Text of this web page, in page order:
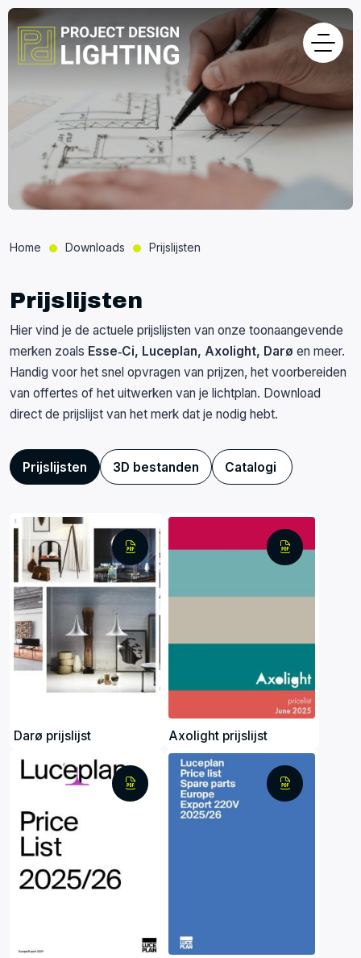
Home Downloads Prijslijsten
Prijslijsten
Hier vind je de actuele prijslijsten van onze toonaangevende
merken zoals Esse‑Ci, Luceplan, Axolight, Darø en meer.
Handig voor het snel opvragen van prijzen, het voorbereiden
van offertes of het uitwerken van je lichtplan. Download
direct de prijslijst van het merk dat je nodig hebt.
Prijslijsten 3D bestanden Catalogi
Darø prijslijst Axolight prijslijst